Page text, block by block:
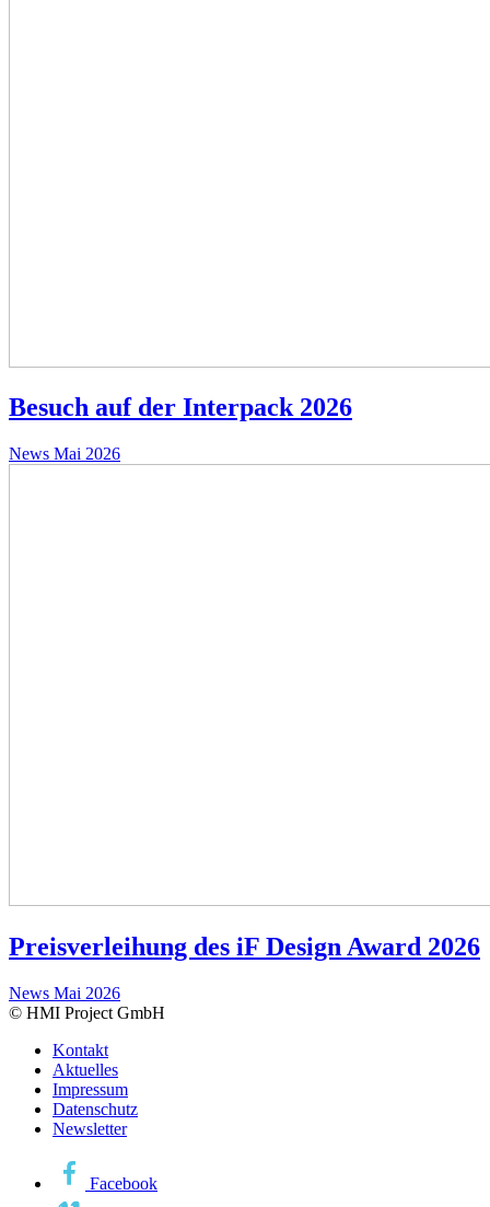
Besuch auf der Interpack 2026
News Mai 2026
Preisverleihung des iF Design Award 2026
News Mai 2026
© HMI Project GmbH
Kontakt
Aktuelles
Impressum
Datenschutz
Newsletter
Facebook